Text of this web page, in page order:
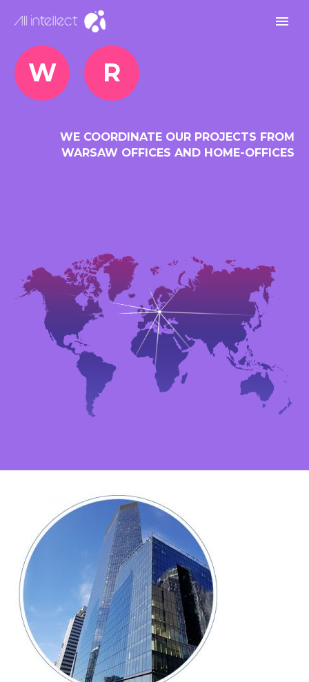
W R
WE COORDINATE OUR PROJECTS FROM
WARSAW OFFICES AND HOME-OFFICES